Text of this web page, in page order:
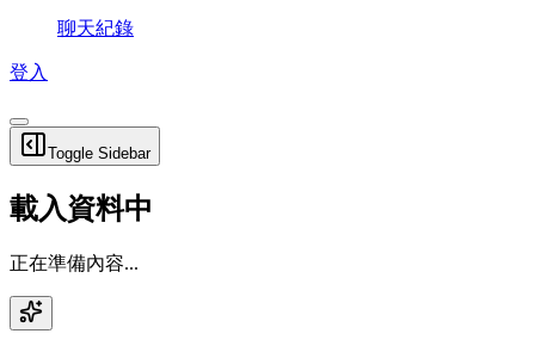
聊天紀錄
登入
Toggle Sidebar
載入資料中
正在準備內容...